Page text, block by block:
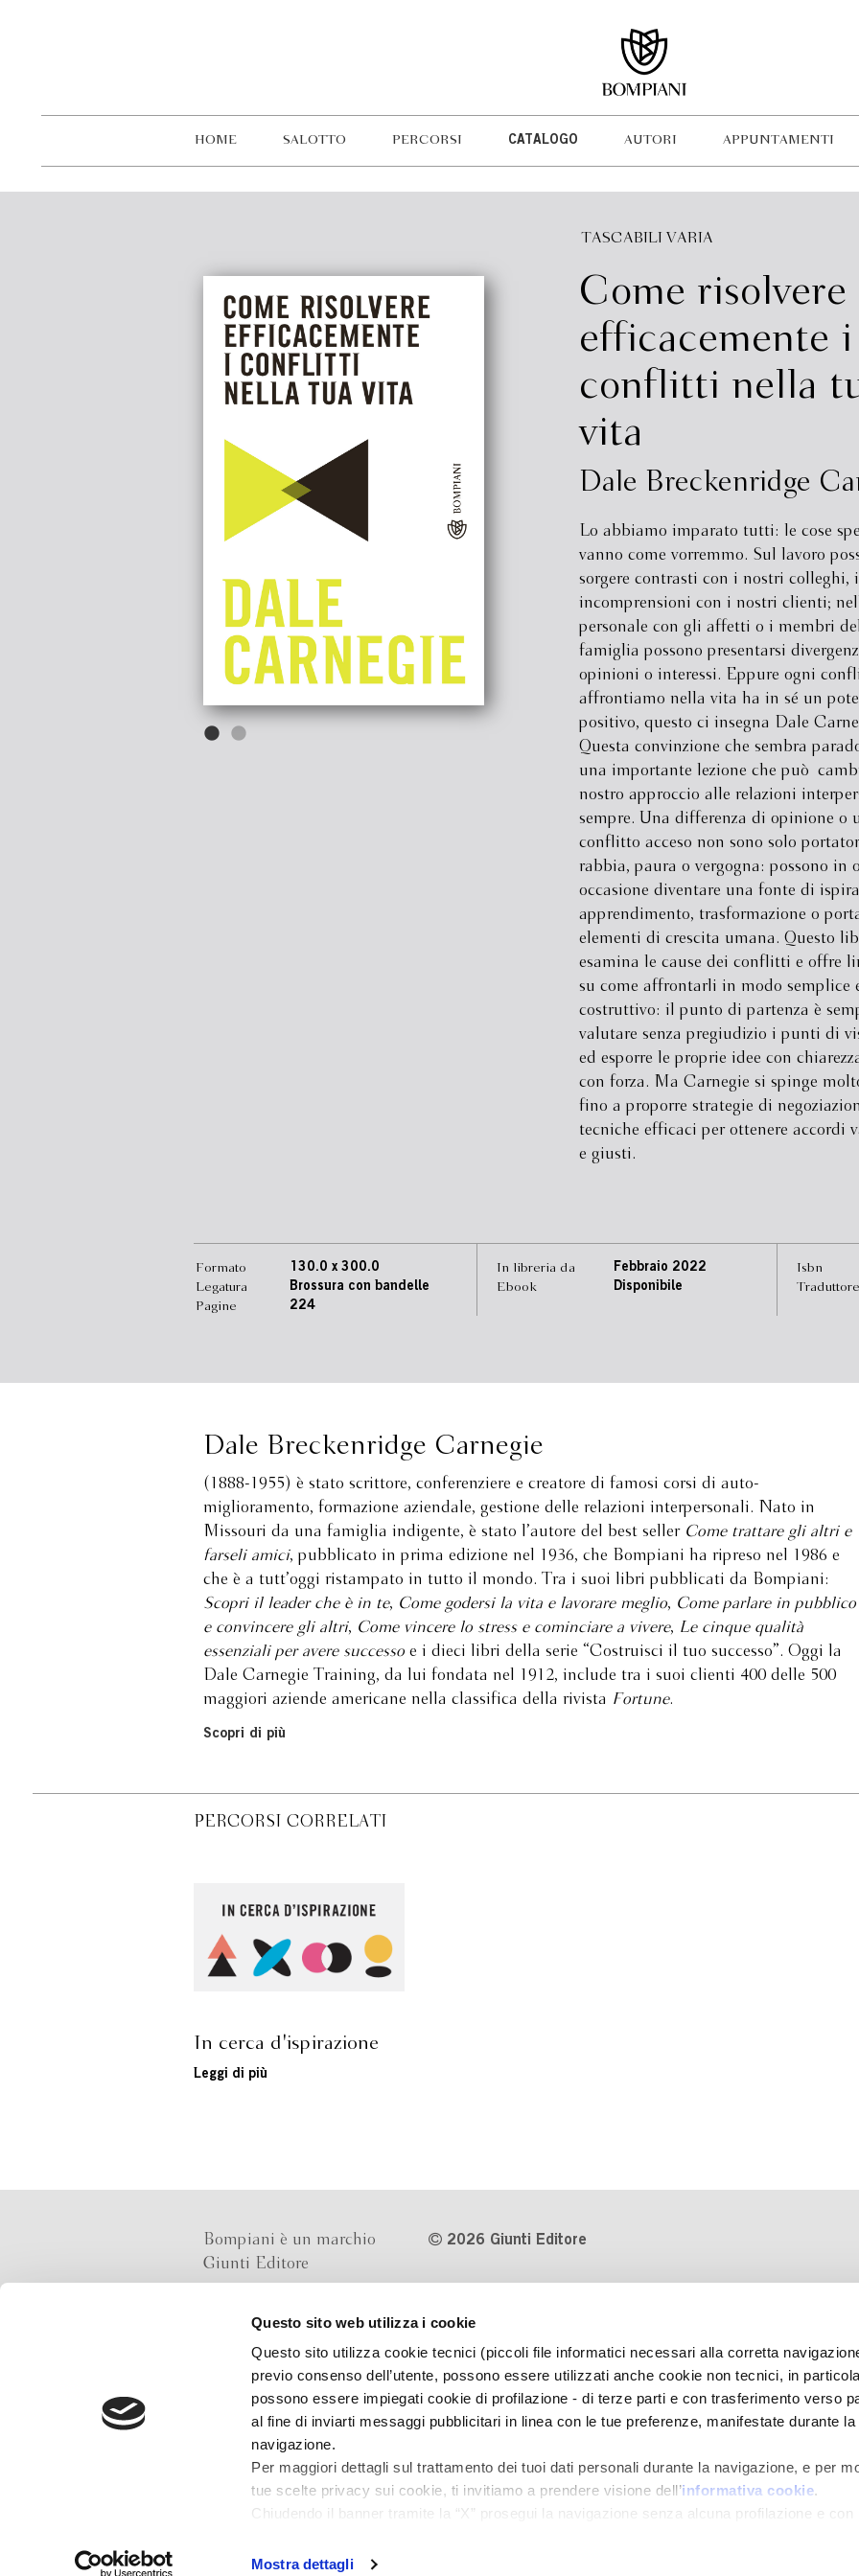
Questo sito web utilizza i cookie
Questo sito utilizza cookie tecnici (piccoli file informatici necessari alla corretta
previo consenso dell’utente, possono essere utilizzati anche cookie non tecnici, in
possono essere impiegati cookie di profilazione - di terze parti e con trasferimento verso
al fine di inviarti messaggi pubblicitari in linea con le tue preferenze, manifestate durante la
navigazione.
Per maggiori dettagli sul trattamento dei tuoi dati personali durante la navigazione, e per
tue scelte privacy sui cookie, ti invitiamo a prendere visione dell’informativa cookie.
Chiudendo il banner tramite la “X” prosegui la navigazione senza alcuna profilazione e con
che potrai revocare in ogni momento
Mostra dettagli
HOME SALOTTO PERCORSI CATALOGO AUTORI APPUNTAMENTI
TASCABILI VARIA
Come risolvere
efficacemente i
conflitti nella
vita
Dale Breckenridge
Lo abbiamo imparato tutti: le cose
vanno come vorremmo. Sul lavoro
sorgere contrasti con i nostri colleghi,
incomprensioni con i nostri clienti;
personale con gli affetti o i membri
famiglia possono presentarsi
opinioni o interessi. Eppure ogni
affrontiamo nella vita ha in sé un
positivo, questo ci insegna Dale
Questa convinzione che sembra
una importante lezione che può
nostro approccio alle relazioni
sempre. Una differenza di opinione o
conflitto acceso non sono solo
rabbia, paura o vergogna: possono in
occasione diventare una fonte di
apprendimento, trasformazione o
elementi di crescita umana. Questo
esamina le cause dei conflitti e offre
su come affrontarli in modo semplice
costruttivo: il punto di partenza è
valutare senza pregiudizio i punti di
ed esporre le proprie idee con
con forza. Ma Carnegie si spinge
fino a proporre strategie di
tecniche efficaci per ottenere accordi
e giusti.
Formato
Legatura
Pagine
130.0 x 300.0
Brossura con bandelle
224
In libreria da
Ebook
Febbraio 2022
Disponibile
Isbn
Traduttore
Dale Breckenridge Carnegie
(1888-1955) è stato scrittore, conferenziere e creatore di famosi corsi di auto-
miglioramento, formazione aziendale, gestione delle relazioni interpersonali. Nato in
Missouri da una famiglia indigente, è stato l’autore del best seller Come trattare gli altri e
farseli amici, pubblicato in prima edizione nel 1936, che Bompiani ha ripreso nel 1986 e
che è a tutt’oggi ristampato in tutto il mondo. Tra i suoi libri pubblicati da Bompiani:
Scopri il leader che è in te, Come godersi la vita e lavorare meglio, Come parlare in pubblico
e convincere gli altri, Come vincere lo stress e cominciare a vivere, Le cinque qualità
essenziali per avere successo e i dieci libri della serie “Costruisci il tuo successo”. Oggi la
Dale Carnegie Training, da lui fondata nel 1912, include tra i suoi clienti 400 delle 500
maggiori aziende americane nella classifica della rivista Fortune.
Scopri di più
PERCORSI CORRELATI
In cerca d'ispirazione
Leggi di più
Bompiani è un marchio
Giunti Editore
Via Bolognese 165,
50139 Firenze
Via G.B.Pirelli 30,
20124 Milano
2026 Giunti Editore
Numero d'iscrizione al Registro
Imprese di Milano REA 1327444
Informativa sulla privacy